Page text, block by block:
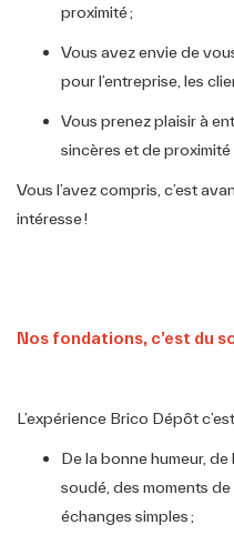
proximité ;
Vous avez envie de
pour l’entreprise, les
Vous prenez plaisir à
sincères et de
Vous l’avez compris, c’est
intéresse !
Nos fondations, c’est du
L’expérience Brico Dépôt
De la bonne humeur, de
soudé, des moments
échanges simples ;